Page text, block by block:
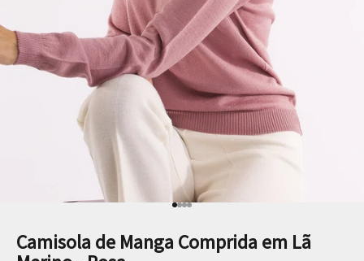
Ir para item 1
Ir para item 2
Ir para item 3
Ir para item 4
Camisola de Manga Comprida em Lã